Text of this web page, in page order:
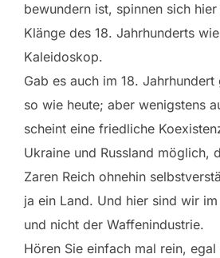
bewundern ist, spinnen sich
Klänge des 18. Jahrhunderts
Kaleidoskop.
Gab es auch im 18.
so wie heute; aber wenigstens
scheint eine friedliche
Ukraine und Russland möglich,
Zaren Reich ohnehin
ja ein Land. Und hier sind wir
und nicht der Waffenindustrie.
Hören Sie einfach mal rein,